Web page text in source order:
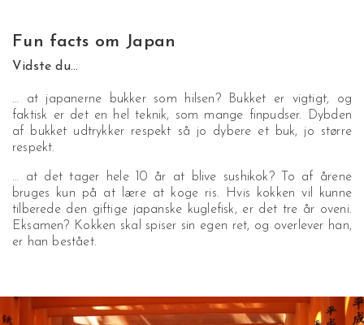
Fun facts om Japan
Vidste du…
… at japanerne bukker som hilsen? Bukket er vigtigt, og
faktisk er det en hel teknik, som mange finpudser. Dybden
af bukket udtrykker respekt så jo dybere et buk, jo større
respekt.
… at det tager hele 10 år at blive sushikok? To af årene
bruges kun på at lære at koge ris. Hvis kokken vil kunne
tilberede den giftige japanske kuglefisk, er det tre år oveni.
Eksamen? Kokken skal spiser sin egen ret, og overlever han,
er han bestået.